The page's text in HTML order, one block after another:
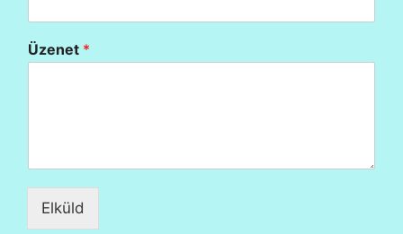
Üzenet *
Elküld